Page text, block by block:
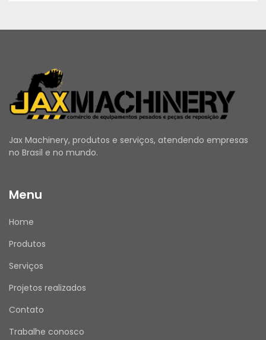
Jax Machinery, produtos e serviços, atendendo empresas
no Brasil e no mundo.
Menu
Home
Produtos
Serviços
Projetos realizados
Contato
Trabalhe conosco